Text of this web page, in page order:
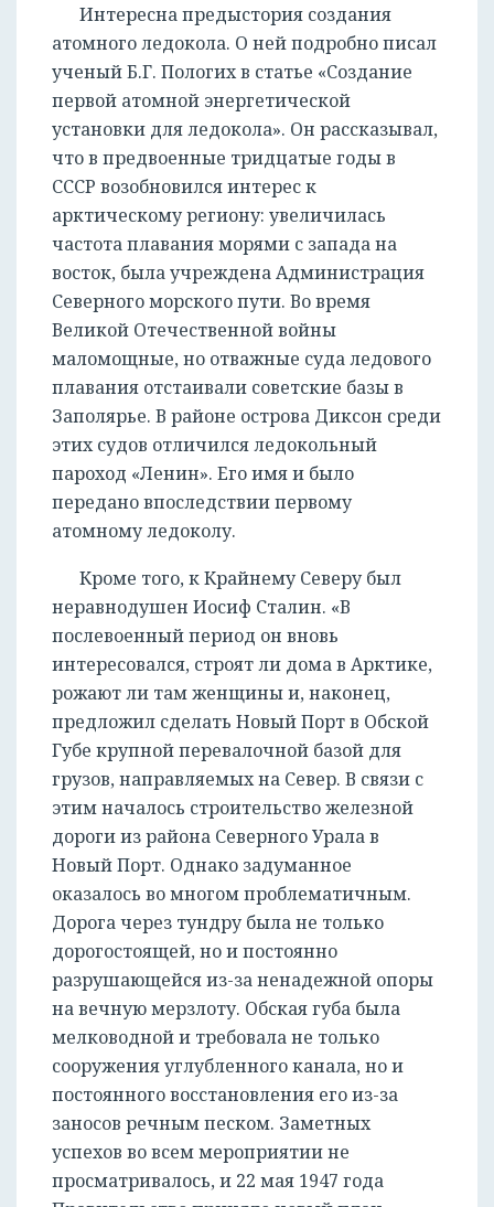
Интересна предыстория создания
атомного ледокола. О ней подробно писал
ученый Б.Г. Пологих в статье «Создание
первой атомной энергетической
установки для ледокола». Он рассказывал,
что в предвоенные тридцатые годы в
СССР возобновился интерес к
арктическому региону: увеличилась
частота плавания морями с запада на
восток, была учреждена Администрация
Северного морского пути. Во время
Великой Отечественной войны
маломощные, но отважные суда ледового
плавания отстаивали советские базы в
Заполярье. В районе острова Диксон среди
этих судов отличился ледокольный
пароход «Ленин». Его имя и было
передано впоследствии первому
атомному ледоколу.
Кроме того, к Крайнему Северу был
неравнодушен Иосиф Сталин. «В
послевоенный период он вновь
интересовался, строят ли дома в Арктике,
рожают ли там женщины и, наконец,
предложил сделать Новый Порт в Обской
Губе крупной перевалочной базой для
грузов, направляемых на Север. В связи с
этим началось строительство железной
дороги из района Северного Урала в
Новый Порт. Однако задуманное
оказалось во многом проблематичным.
Дорога через тундру была не только
дорогостоящей, но и постоянно
разрушающейся из-за ненадежной опоры
на вечную мерзлоту. Обская губа была
мелководной и требовала не только
сооружения углубленного канала, но и
постоянного восстановления его из-за
заносов речным песком. Заметных
успехов во всем мероприятии не
просматривалось, и 22 мая 1947 года